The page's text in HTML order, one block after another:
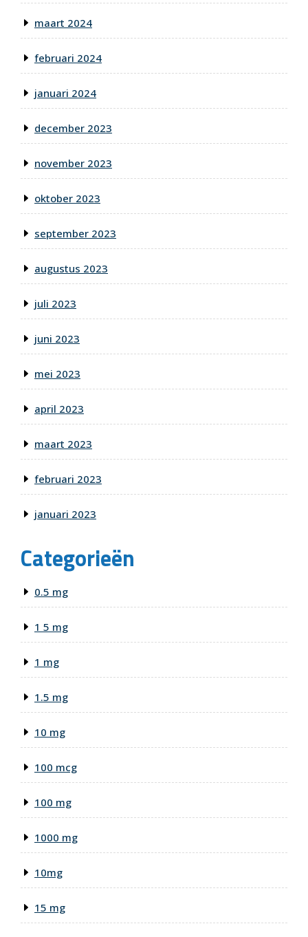
maart 2024
februari 2024
januari 2024
december 2023
november 2023
oktober 2023
september 2023
augustus 2023
juli 2023
juni 2023
mei 2023
april 2023
maart 2023
februari 2023
januari 2023
Categorieën
0.5 mg
1 5 mg
1 mg
1.5 mg
10 mg
100 mcg
100 mg
1000 mg
10mg
15 mg